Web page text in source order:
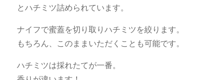
とハチミツ詰められています。
ナイフで蜜蓋を切り取りハチミツを絞ります。
もちろん、このままいただくことも可能です。
ハチミツは採れたてが一番。